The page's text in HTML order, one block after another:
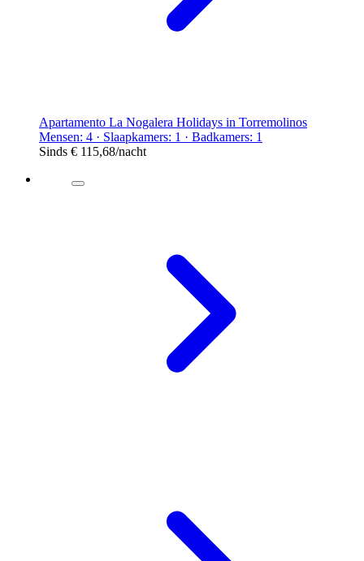
Apartamento La Nogalera Holidays in Torremolinos
Mensen: 4 · Slaapkamers: 1 · Badkamers: 1
Sinds € 115,68/nacht